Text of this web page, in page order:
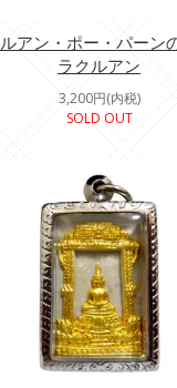
ルアン・ポー・パーン
ラクルアン
3,200円(内税)
SOLD OUT